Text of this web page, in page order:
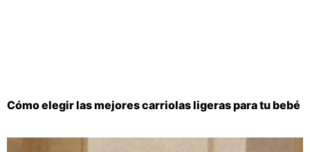
Cómo elegir las mejores carriolas ligeras para tu bebé